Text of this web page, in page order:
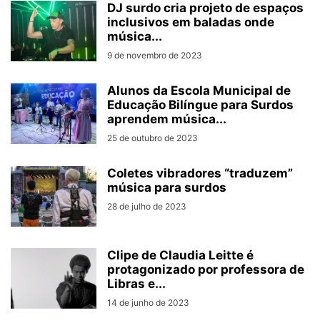
DJ surdo cria projeto de espaços
inclusivos em baladas onde
música...
9 de novembro de 2023
Alunos da Escola Municipal de
Educação Bilíngue para Surdos
aprendem música...
25 de outubro de 2023
Coletes vibradores “traduzem”
música para surdos
28 de julho de 2023
Clipe de Claudia Leitte é
protagonizado por professora de
Libras e...
14 de junho de 2023